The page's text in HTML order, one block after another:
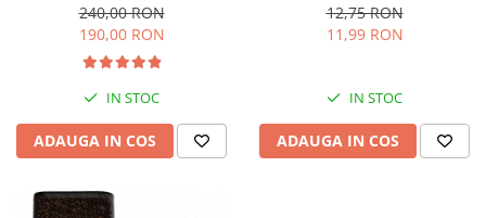
240,00 RON
190,00 RON
IN STOC
ADAUGA IN COS
12,75 RON
11,99 RON
IN STOC
ADAUGA IN COS